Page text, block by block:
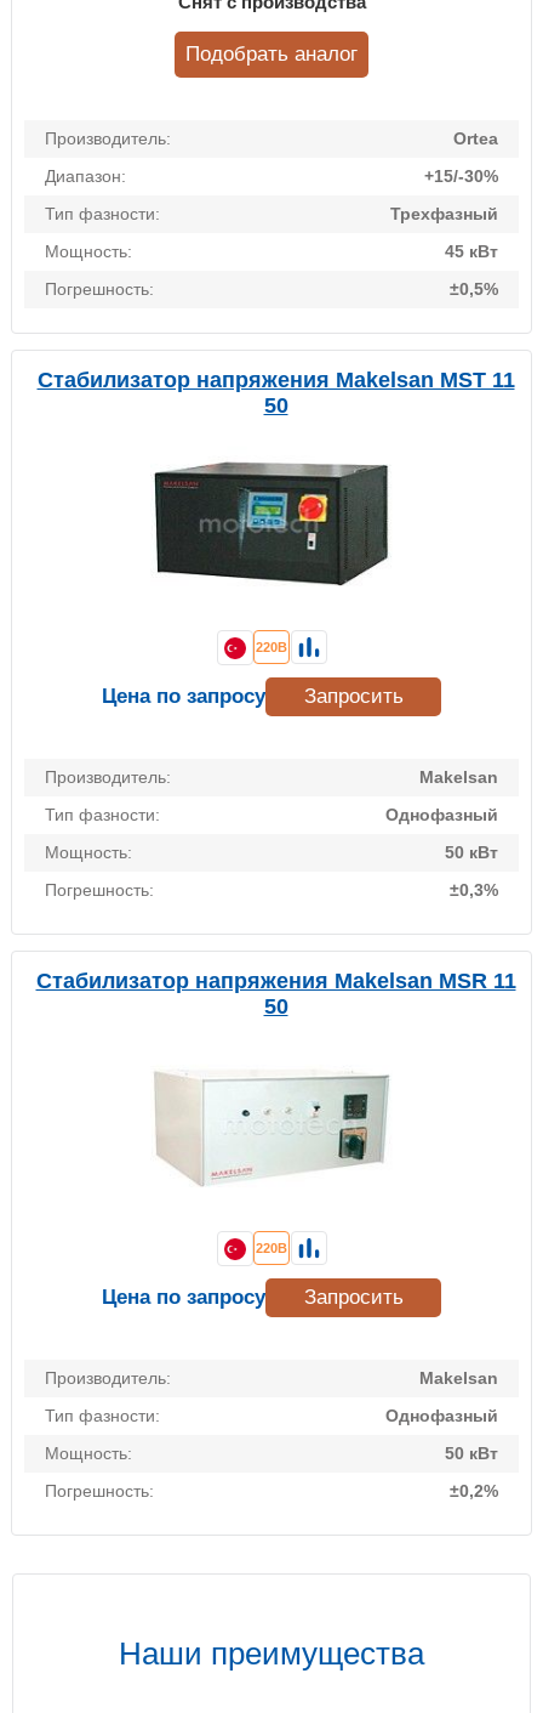
Производитель:
Ortea
Диапазон:
+15/-30%
Тип фазности:
Трехфазный
Мощность:
45 кВт
Погрешность:
±0,5%
Подобрать аналог
Стабилизатор напряжения Makelsan MST 11
50
Производитель:
Makelsan
Тип фазности:
Однофазный
Мощность:
50 кВт
Погрешность:
±0,3%
220В
Цена по запросу Запросить
Стабилизатор напряжения Makelsan MSR 11
50
Производитель:
Makelsan
Тип фазности:
Однофазный
Мощность:
50 кВт
Погрешность:
±0,2%
220В
Цена по запросу Запросить
Наши преимущества